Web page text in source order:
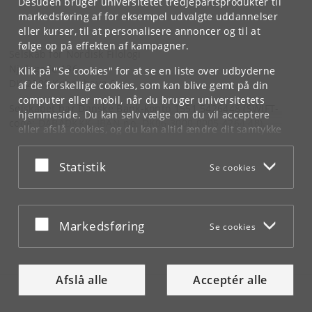
markedsføring af for eksempel udvalgte uddannelser
eller kurser, til at personalisere annoncer og til at
følge op på effekten af kampagner.
Klik på "Se cookies" for at se en liste over udbyderne
af de forskellige cookies, som kan blive gemt på din
computer eller mobil, når du bruger universitetets
hjemmeside. Du kan selv vælge om du vil acceptere
eller afslå cookies, og du kan altid ændre dit samtykke
underCookie- og privatlivspolitiksom du finder i
bunden af hver side.
Acceptér eller afslå
Statistik Se cookies
Acceptér eller afslå
Markedsføring Se cookies
Afslå alle Acceptér alle
Selskab for Nordisk Filologi
Njalsgade 136
DK-2300 København S
Selskabet har Danske Bank-konto 1551 5426448 (SWIFT-
code: DABADKKK, IBAN no. DK06 3000 0005 4264 48).
Tilgængelighed